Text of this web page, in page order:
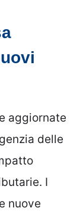
aggiornate
delle
I
nuove